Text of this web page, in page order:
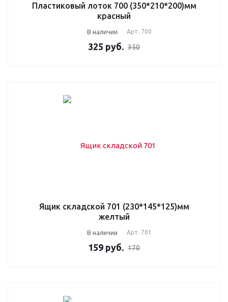
Пластиковый лоток 700 (350*210*200)мм
красный
В наличии Арт. 700
325 руб. 350
Ящик складской 701 (230*145*125)мм
желтый
В наличии Арт. 701
159 руб. 170